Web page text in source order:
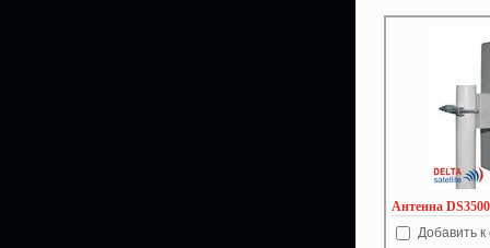
Антенна
Добавить